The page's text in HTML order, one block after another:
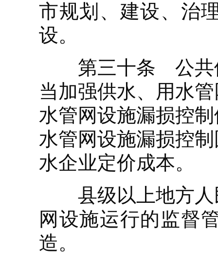
市规划、建设、治
设。
第三十条 公共供
当加强供水、用水
水管网设施漏损控
水管网设施漏损控
水企业定价成本。
县级以上地方人
网设施运行的监督
造。